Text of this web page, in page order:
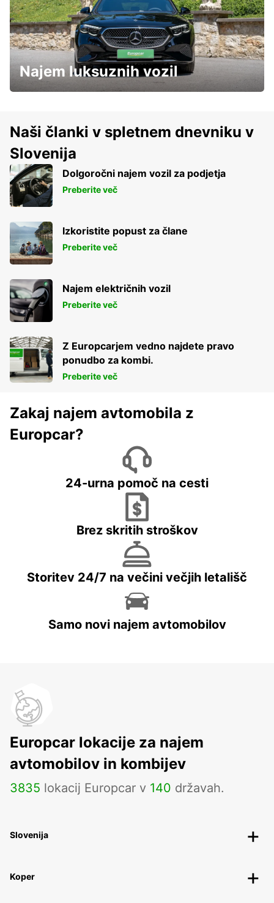
Najem luksuznih vozil
Naši članki v spletnem dnevniku v
Slovenija
Dolgoročni najem vozil za podjetja
Preberite več
Izkoristite popust za člane
Preberite več
Najem električnih vozil
Preberite več
Z Europcarjem vedno najdete pravo
ponudbo za kombi.
Preberite več
Zakaj najem avtomobila z
Europcar?
24-urna pomoč na cesti
Brez skritih stroškov
Storitev 24/7 na večini večjih letališč
Samo novi najem avtomobilov
Europcar lokacije za najem
avtomobilov in kombijev
3835 lokacij Europcar v 140 državah.
Slovenija
Koper